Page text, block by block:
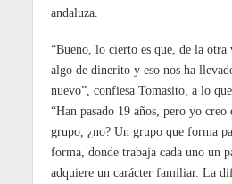
andaluza.
“Bueno, lo cierto es que, de la otra
algo de dinerito y eso nos ha
nuevo”, confiesa Tomasito, a lo
“Han pasado 19 años, pero yo creo
grupo, ¿no? Un grupo que forma
forma, donde trabaja cada uno un
adquiere un carácter familiar. La